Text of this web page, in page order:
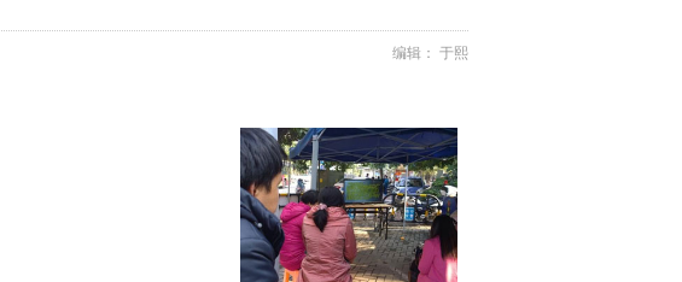
编辑： 于熙